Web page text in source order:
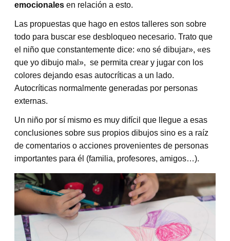
emocionales en relación a esto.
Las propuestas que hago en estos talleres son sobre
todo para buscar ese desbloqueo necesario. Trato que
el niño que constantemente dice: «no sé dibujar», «es
que yo dibujo mal», se permita crear y jugar con los
colores dejando esas autocríticas a un lado.
Autocríticas normalmente generadas por personas
externas.
Un niño por sí mismo es muy difícil que llegue a esas
conclusiones sobre sus propios dibujos sino es a raíz
de comentarios o acciones provenientes de personas
importantes para él (familia, profesores, amigos…).